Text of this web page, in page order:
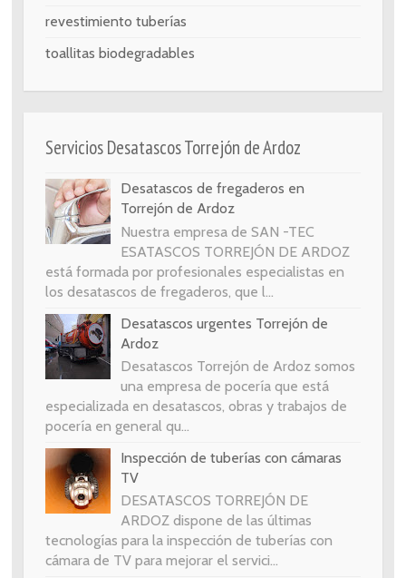
revestimiento tuberías
toallitas biodegradables
Servicios Desatascos Torrejón de Ardoz
Desatascos de fregaderos en
Torrejón de Ardoz
Nuestra empresa de SAN -TEC
ESATASCOS TORREJÓN DE ARDOZ
está formada por profesionales especialistas en
los desatascos de fregaderos, que l...
Desatascos urgentes Torrejón de
Ardoz
Desatascos Torrejón de Ardoz somos
una empresa de pocería que está
especializada en desatascos, obras y trabajos de
pocería en general qu...
Inspección de tuberías con cámaras
TV
DESATASCOS TORREJÓN DE
ARDOZ dispone de las últimas
tecnologías para la inspección de tuberías con
cámara de TV para mejorar el servici...